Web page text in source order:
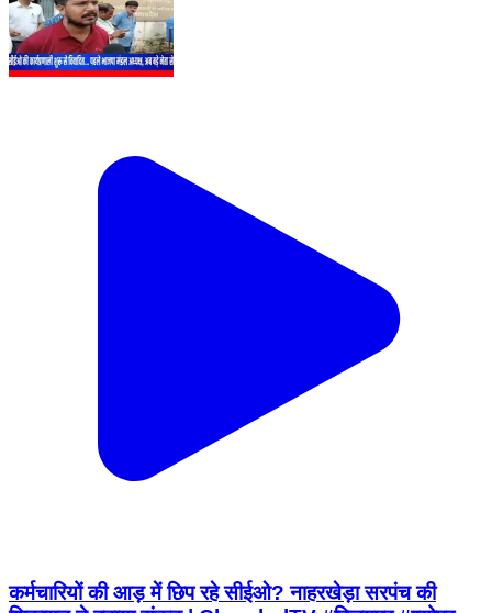
कर्मचारियों की आड़ में छिप रहे सीईओ? नाहरखेड़ा सरपंच की